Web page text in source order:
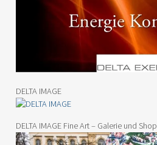
DELTA IMAGE
DELTA IMAGE Fine Art – Galerie und Shop